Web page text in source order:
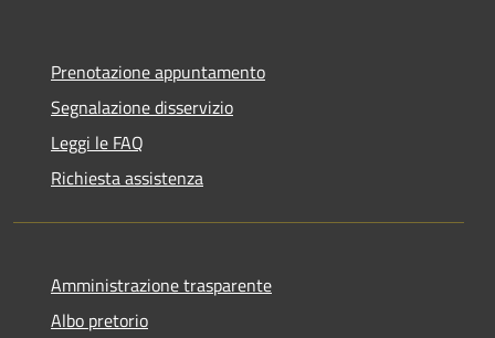
Prenotazione appuntamento
Segnalazione disservizio
Leggi le FAQ
Richiesta assistenza
Amministrazione trasparente
Albo pretorio